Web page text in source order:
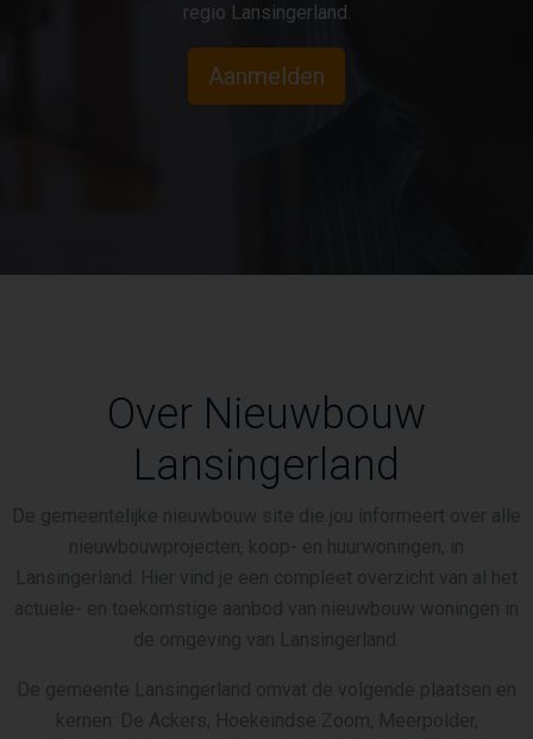
regio Lansingerland.
Aanmelden
Over Nieuwbouw
Lansingerland
De gemeentelijke nieuwbouw site die jou informeert over alle
nieuwbouwprojecten, koop- en huurwoningen, in
Lansingerland. Hier vind je een compleet overzicht van al het
actuele- en toekomstige aanbod van nieuwbouw woningen in
de omgeving van Lansingerland.
De gemeente Lansingerland omvat de volgende plaatsen en
kernen: De Ackers, Hoekeindse Zoom, Meerpolder,